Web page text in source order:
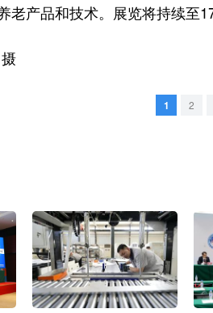
老产品和技术。展览将持续至17
1 2